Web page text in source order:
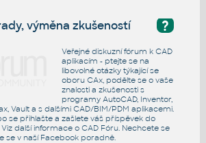
?
výměna zkušeností
Veřejné diskuzní fórum k CAD
aplikacím - ptejte se na
libovolné otázky týkající se
oboru CAx, podělte se o vaše
znalosti a zkušenosti s
programy AutoCAD, Inventor,
Vault a s dalšími CAD/BIM/PDM aplikacemi.
se přihlašte a zašlete váš příspěvek do
další informace o CAD Fóru. Nechcete se
se v naší Facebook poradně.